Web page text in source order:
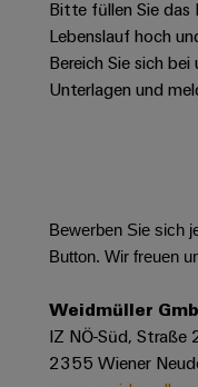
und
Sicherheit
für
Energienetze
spezifischen
Anforderungen
Innovative
Smart
Cabinet
Building
Weidmüller
Configurator
Workplace
Solutions
und
Engineering
Weidmüller
Configurator
Labor
Support
Mag
|
und
Zertifikate
Presse
Für
Duales
Studium
Erfolgreiche
Bitte füllen Sie das
Lebenslauf hoch
Bereich Sie sich
Unterlagen und
Bewerben Sie sich
Button. Wir freuen
Weidmüller
IZ NÖ-Süd,
2355 Wiener